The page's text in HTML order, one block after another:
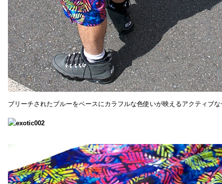
ブリーチされたブルーをベースにカラフルな色使いが映えるアクティブ